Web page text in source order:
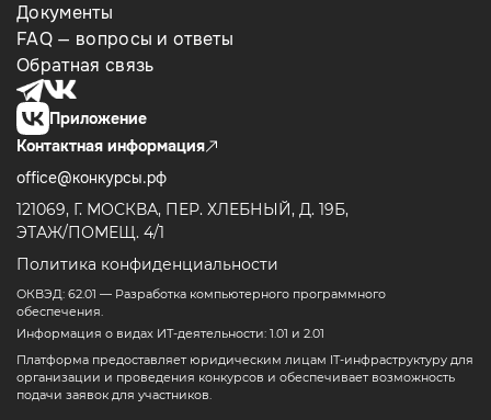
Документы
FAQ — вопросы и ответы
Обратная связь
Приложение
Контактная информация
office@конкурсы.рф
121069, Г. МОСКВА, ПЕР. ХЛЕБНЫЙ, Д. 19Б,
ЭТАЖ/ПОМЕЩ. 4/1
Политика конфиденциальности
ОКВЭД: 62.01 — Разработка компьютерного программного
обеспечения.
Информация о видах ИТ-деятельности: 1.01 и 2.01
Платформа предоставляет юридическим лицам IT-инфраструктуру для
организации и проведения конкурсов и обеспечивает возможность
подачи заявок для участников.